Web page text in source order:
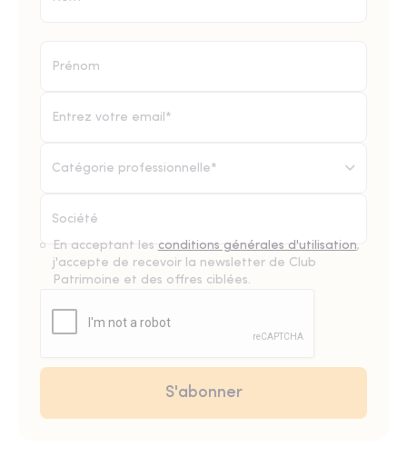
Catégorie professionnelle*
En acceptant les conditions générales d'utilisation,
j'accepte de recevoir la newsletter de Club
Patrimoine et des offres ciblées.